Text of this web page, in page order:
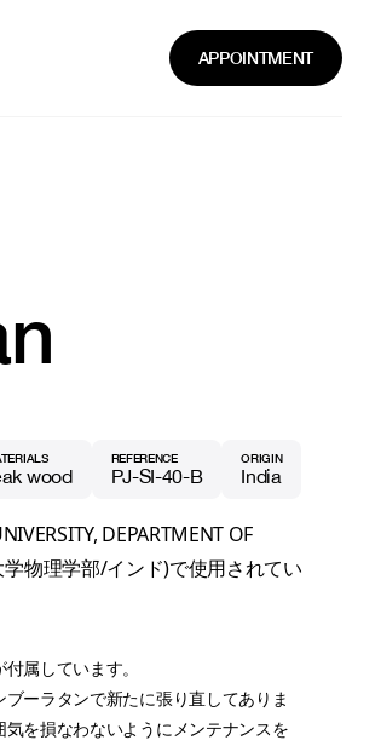
APPOINTMENT
wood
REFERENCE
PJ-SI-40-B
ORIGIN
India
DEPARTMENT OF
学物理学部/インド)で使用されてい
属しています。
ーラタンで新たに張り直してありま
を損なわないようにメンテナンスを